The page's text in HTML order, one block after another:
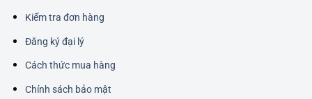
Kiểm tra đơn hàng
Đăng ký đại lý
Cách thức mua hàng
Chính sách bảo mật